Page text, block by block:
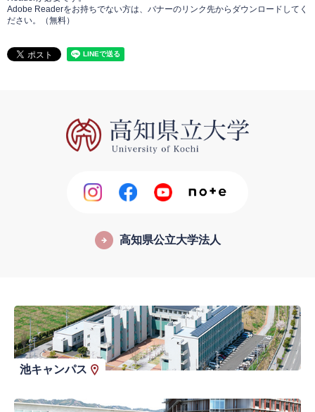
Adobe Readerをお持ちでない方は、バナーのリンク先からダウンロードしてく
ださい。（無料）
高知県公立大学法人
池キャンパス